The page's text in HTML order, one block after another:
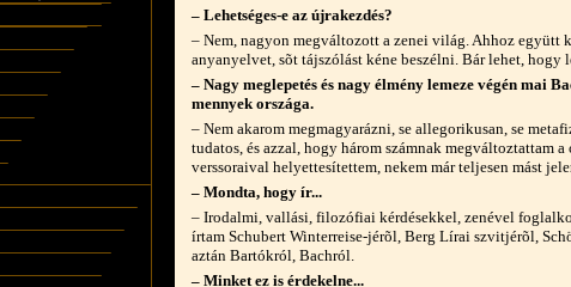
– Lehetséges-e az újrakezdés?
– Nem, nagyon megváltozott a zenei világ. Ahhoz együtt
anyanyelvet, sõt tájszólást kéne beszélni. Bár lehet,
– Nagy meglepetés és nagy élmény lemeze végén mai
mennyek országa.
– Nem akarom megmagyarázni, se allegorikusan, se
tudatos, és azzal, hogy három számnak megváltoztattam
verssoraival helyettesítettem, nekem már teljesen mást
– Mondta, hogy ír...
– Irodalmi, vallási, filozófiai kérdésekkel, zenével
írtam Schubert Winterreise-jérõl, Berg Lírai szvitjérõl,
aztán Bartókról, Bachról.
– Minket ez is érdekelne...